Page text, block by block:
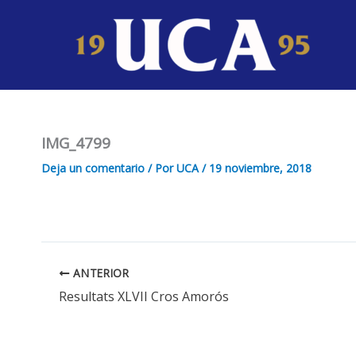
IMG_4799
Deja un comentario / PorUCA/ 19 noviembre, 2018
ANTERIOR
Resultats XLVII Cros Amorós